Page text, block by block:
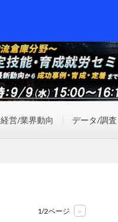
経営/業界動向 データ/調査
1/2ページ >